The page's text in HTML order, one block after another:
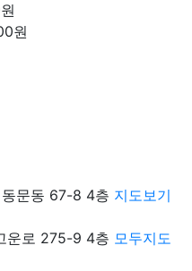
원
문동 67-8 4층 지도보기
운로 275-9 4층 모두지도